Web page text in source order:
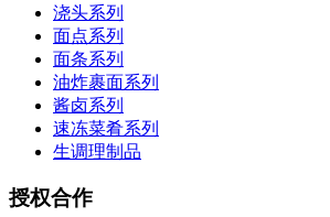
浇头系列
面点系列
面条系列
油炸裹面系列
酱卤系列
速冻菜肴系列
生调理制品
授权合作